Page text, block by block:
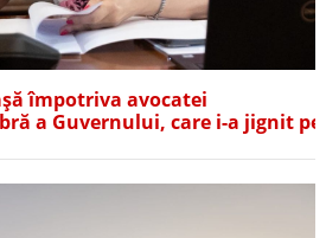
împotriva avocatei
a Guvernului, care i-a jignit pe